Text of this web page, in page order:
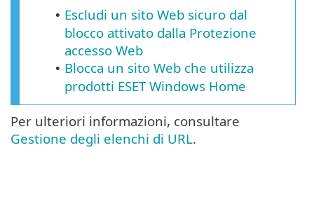
• Escludi un sito Web sicuro dal
blocco attivato dalla Protezione
accesso Web
• Blocca un sito Web che utilizza
prodotti ESET Windows Home
Per ulteriori informazioni, consultare
Gestione degli elenchi di URL.